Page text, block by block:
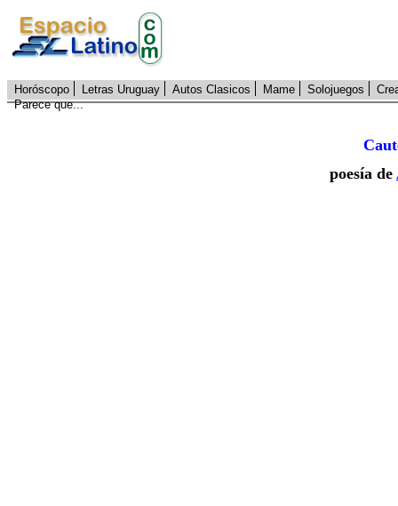
Horóscopo Letras Uruguay Autos Clasicos Mame Solojuegos
Parece que...
poesía de